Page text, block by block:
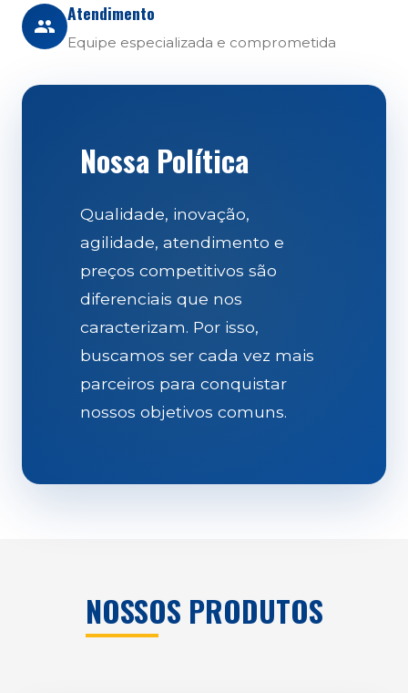
Atendimento
Equipe especializada e comprometida
Nossa Política
Qualidade, inovação,
agilidade, atendimento e
preços competitivos são
diferenciais que nos
caracterizam. Por isso,
buscamos ser cada vez mais
parceiros para conquistar
nossos objetivos comuns.
NOSSOS PRODUTOS